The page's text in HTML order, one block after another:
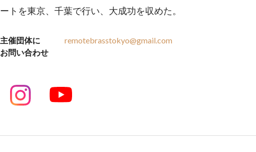
ートを東京、千葉で行い、大成功を収めた。
主催団体に
お問い合わせ
remotebrasstokyo@gmail.com